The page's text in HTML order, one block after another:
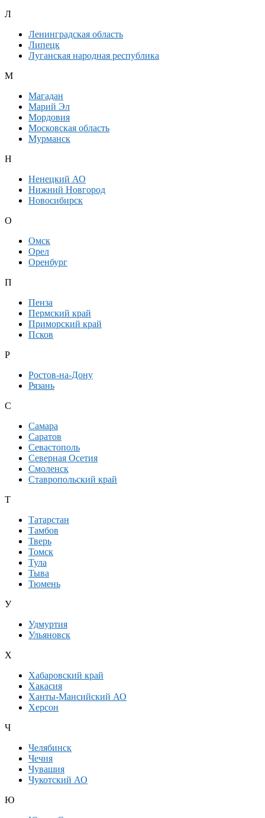
Л
Ленинградская область
Липецк
Луганская народная республика
М
Магадан
Марий Эл
Мордовия
Московская область
Мурманск
Н
Ненецкий АО
Нижний Новгород
Новосибирск
О
Омск
Орел
Оренбург
П
Пенза
Пермский край
Приморский край
Псков
Р
Ростов-на-Дону
Рязань
С
Самара
Саратов
Севастополь
Северная Осетия
Смоленск
Ставропольский край
Т
Татарстан
Тамбов
Тверь
Томск
Тула
Тыва
Тюмень
У
Удмуртия
Ульяновск
Х
Хабаровский край
Хакасия
Ханты-Мансийский АО
Херсон
Ч
Челябинск
Чечня
Чувашия
Чукотский АО
Ю